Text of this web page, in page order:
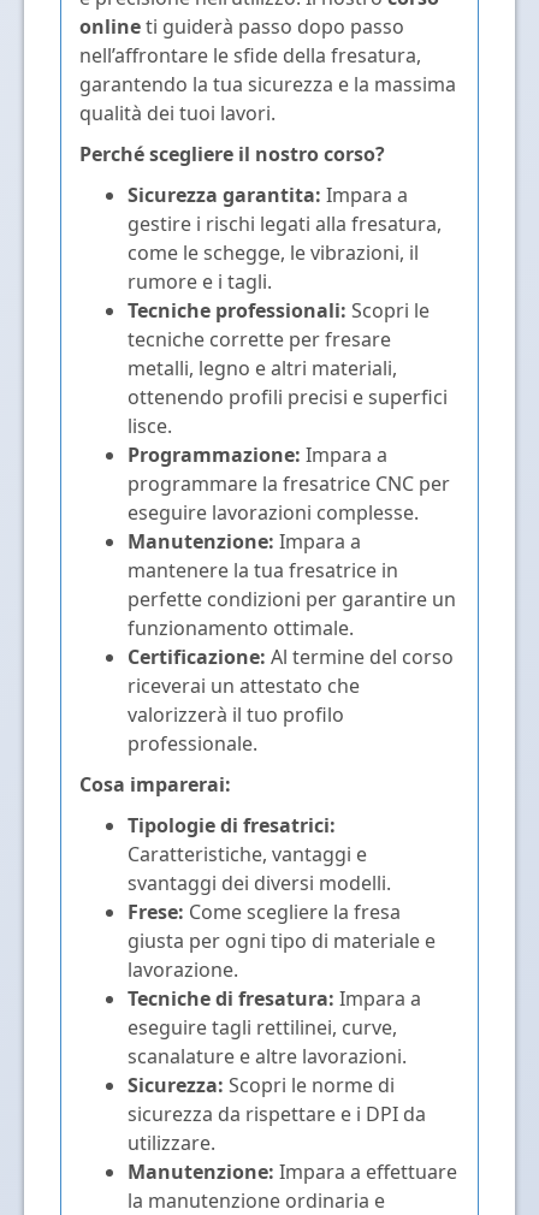
onlineti guiderà passo dopo passo
nell’affrontare le sfide della fresatura,
garantendo la tua sicurezza e la massima
qualità dei tuoi lavori.
Perché scegliere il nostro corso?
Sicurezza garantita: Impara a
gestire i rischi legati alla fresatura,
come le schegge, le vibrazioni, il
rumore e i tagli.
Tecniche professionali: Scopri le
tecniche corrette per fresare
metalli, legno e altri materiali,
ottenendo profili precisi e superfici
lisce.
Programmazione: Impara a
programmare la fresatrice CNC per
eseguire lavorazioni complesse.
Manutenzione: Impara a
mantenere la tua fresatrice in
perfette condizioni per garantire un
funzionamento ottimale.
Certificazione: Al termine del corso
riceverai un attestato che
valorizzerà il tuo profilo
professionale.
Cosa imparerai:
Tipologie di fresatrici:
Caratteristiche, vantaggi e
svantaggi dei diversi modelli.
Frese: Come scegliere la fresa
giusta per ogni tipo di materiale e
lavorazione.
Tecniche di fresatura: Impara a
eseguire tagli rettilinei, curve,
scanalature e altre lavorazioni.
Sicurezza: Scopri le norme di
sicurezza da rispettare e i DPI da
utilizzare.
Manutenzione: Impara a effettuare
la manutenzione ordinaria e